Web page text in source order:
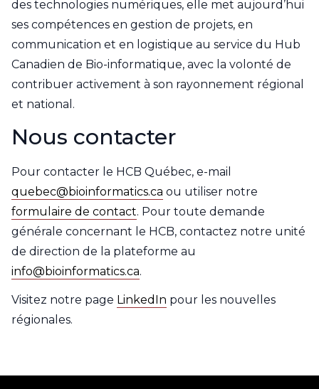
des technologies numériques, elle met aujourd’hui
ses compétences en gestion de projets, en
communication et en logistique au service du Hub
Canadien de Bio-informatique, avec la volonté de
contribuer activement à son rayonnement régional
et national.
Nous contacter
Pour contacter le HCB Québec, e-mail
quebec@bioinformatics.ca ou utiliser notre
formulaire de contact. Pour toute demande
générale concernant le HCB, contactez notre unité
de direction de la plateforme au
info@bioinformatics.ca.
Visitez notre page LinkedIn pour les nouvelles
régionales.